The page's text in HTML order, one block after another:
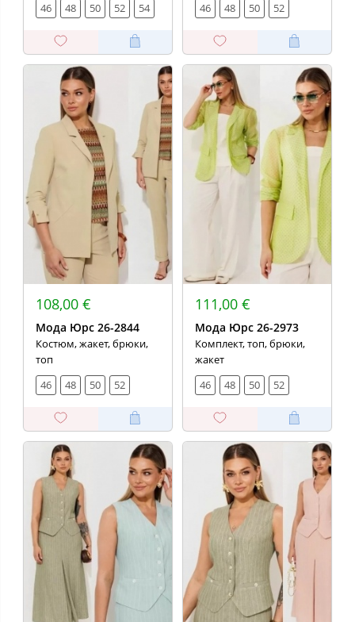
46 48 50 52 54 46 48 50 52
108,00 €
Мода Юрс 26-2844
Костюм, жакет, брюки,
топ
46
48 50 52
111,00 €
Мода Юрс 26-2973
Комплект, топ, брюки,
жакет
46
48 50 52